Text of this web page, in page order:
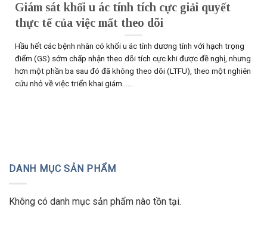
Giám sát khối u ác tính tích cực giải quyết
thực tế của việc mất theo dõi
Hầu hết các bệnh nhân có khối u ác tính dương tính với hạch trọng
điểm (GS) sớm chấp nhận theo dõi tích cực khi được đề nghị, nhưng
hơn một phần ba sau đó đã không theo dõi (LTFU), theo một nghiên
cứu nhỏ về việc triển khai giám......
DANH MỤC SẢN PHẨM
Không có danh mục sản phẩm nào tồn tại.